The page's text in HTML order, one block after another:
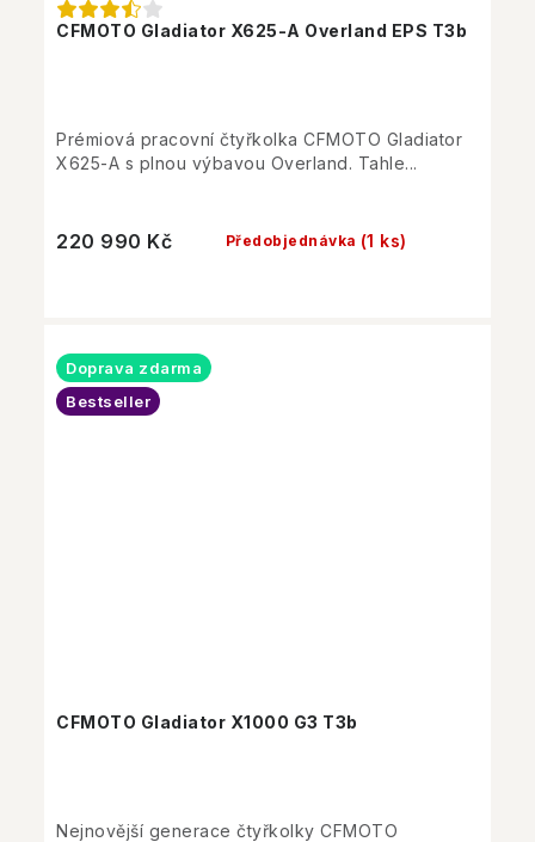
CFMOTO Gladiator X625-A Overland EPS T3b
Předobjednávka (1 ks)
220 990 Kč
Prémiová pracovní čtyřkolka CFMOTO Gladiator
X625-A s plnou výbavou Overland. Tahle...
CFMOTO Gladiator X1000 G3 T3b
Doprava zdarma
Bestseller
Nejnovější generace čtyřkolky CFMOTO